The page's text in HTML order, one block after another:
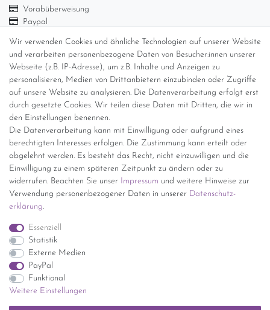
Wir verwenden Cookies und ähnliche Technologien auf unserer Website
und verarbeiten personenbezogene Daten von Besucher:innen unserer
Webseite (z.B. IP-Adresse), um z.B. Inhalte und Anzeigen zu
personalisieren, Medien von Drittanbietern einzubinden oder Zugriffe
auf unsere Website zu analysieren. Die Datenverarbeitung erfolgt erst
durch gesetzte Cookies. Wir teilen diese Daten mit Dritten, die wir in
den Einstellungen benennen.
Die Datenverarbeitung kann mit Einwilligung oder aufgrund eines
berechtigten Interesses erfolgen. Die Zustimmung kann erteilt oder
abgelehnt werden. Es besteht das Recht, nicht einzuwilligen und die
Einwilligung zu einem späteren Zeitpunkt zu ändern oder zu
widerrufen. Beachten Sie unser Impressum und weitere Hinweise zur
Verwendung personenbezogener Daten in unserer Daten­schutz­
erklärung.
Essenziell
Statistik
Externe Medien
PayPal
Funktional
Weitere Einstellungen
Vorabüberweisung
Paypal
Versandinformationen
Versand per GLS (6,90 Euro) oder DHL (8,49 Euro ) inkl. MwSt.
(innerhalb Deutschlands)
kostenfreie Lieferung ab 150 Euro Warenwert (innerhalb
Deutschlands)
Übersicht Internationale Versandkosten
Wir kaufen an
Sie haben zuviel Porzellan im Schrank? Gerne kaufen wir dieses an.
Einfach unverbindliches Angebot anfordern.
*Endpreis inkl. MwSt. (Dieser Artikel unterliegt gem. § 25a
UStG der Differenzbesteuerung, ein Ausweis der
Mehrwertsteuer auf der Rechnung erfolgt nicht.)
Impressum Daten­schutz­erklärung